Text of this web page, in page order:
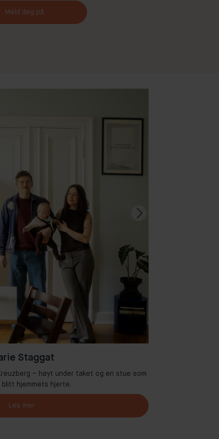
Meld deg på
Staggat
– høyt under taket og en stue som
blitt hjemmets hjerte.
Les mer